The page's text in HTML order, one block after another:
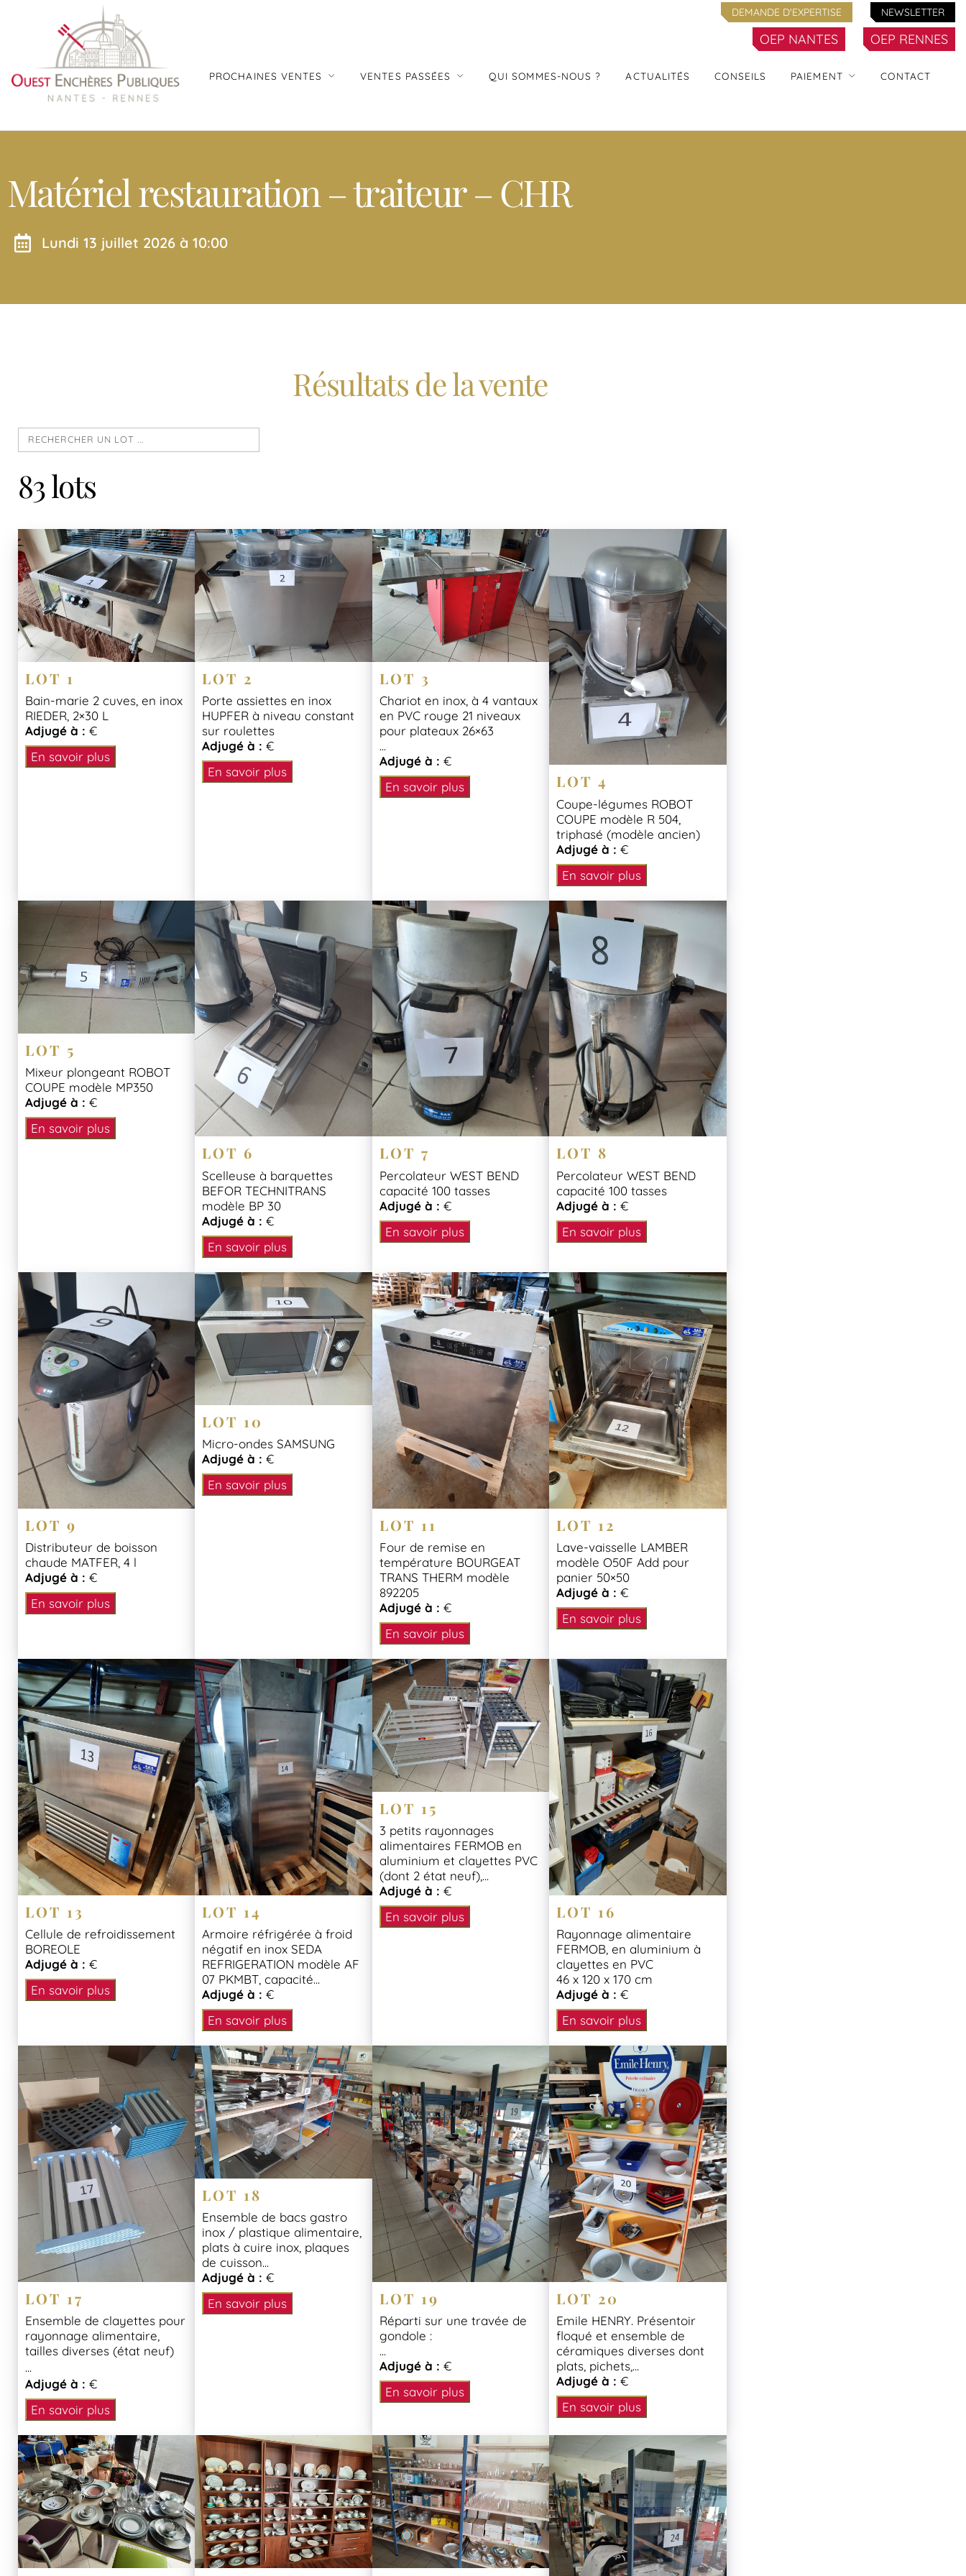
DEMANDE D'EXPERTISE NEWSLETTER
OEP NANTES OEP RENNES
PROCHAINES VENTES VENTES PASSÉES QUI SOMMES-NOUS ? ACTUALITÉS CONSEILS PAIEMENT CONTACT
Matériel restauration – traiteur – CHR
lundi 13 juillet 2026 à 10:00
Résultats de la vente
83 lots
LOT 1
Bain-marie 2 cuves, en inox
RIEDER, 2×30 L
Adjugé à : €
En savoir plus
LOT 2
Porte assiettes en inox
HUPFER à niveau constant
sur roulettes
Adjugé à :€
En savoir plus
LOT 3
Chariot en inox, à 4 vantaux
en PVC rouge 21 niveaux
pour plateaux 26×63
...
Adjugé à : €
En savoir plus
LOT 4
Coupe-légumes ROBOT
COUPE modèle R 504,
triphasé (modèle ancien)
Adjugé à :€
En savoir plus
LOT 5
Mixeur plongeant ROBOT
COUPE modèle MP350
Adjugé à : €
En savoir plus
LOT 6
Scelleuse à barquettes
BEFOR TECHNITRANS
modèle BP 30
Adjugé à :€
En savoir plus
LOT 7
Percolateur WEST BEND
capacité 100 tasses
Adjugé à : €
En savoir plus
LOT 8
Percolateur WEST BEND
capacité 100 tasses
Adjugé à :€
En savoir plus
LOT 9
Distributeur de boisson
chaude MATFER, 4 l
Adjugé à : €
En savoir plus
LOT 10
Micro-ondes SAMSUNG
Adjugé à :€
En savoir plus
LOT 11
Four de remise en
température BOURGEAT
TRANS THERM modèle
892205
Adjugé à : €
En savoir plus
LOT 12
Lave-vaisselle LAMBER
modèle O50F Add pour
panier 50×50
Adjugé à :€
En savoir plus
LOT 13
Cellule de refroidissement
BOREOLE
Adjugé à : €
En savoir plus
LOT 14
Armoire réfrigérée à froid
négatif en inox SEDA
REFRIGERATION modèle AF
07 PKMBT, capacité...
Adjugé à :€
En savoir plus
LOT 15
3 petits rayonnages
alimentaires FERMOB en
aluminium et clayettes PVC
(dont 2 état neuf),...
Adjugé à : €
En savoir plus
LOT 16
Rayonnage alimentaire
FERMOB, en aluminium à
clayettes en PVC
46 x 120 x 170 cm
Adjugé à :€
En savoir plus
LOT 17
Ensemble de clayettes pour
rayonnage alimentaire,
tailles diverses (état neuf)
...
Adjugé à : €
En savoir plus
LOT 18
Ensemble de bacs gastro
inox / plastique alimentaire,
plats à cuire inox, plaques
de cuisson...
Adjugé à :€
En savoir plus
LOT 19
Réparti sur une travée de
gondole :
...
Adjugé à : €
En savoir plus
LOT 20
Emile HENRY. Présentoir
floqué et ensemble de
céramiques diverses dont
plats, pichets,...
Adjugé à :€
En savoir plus